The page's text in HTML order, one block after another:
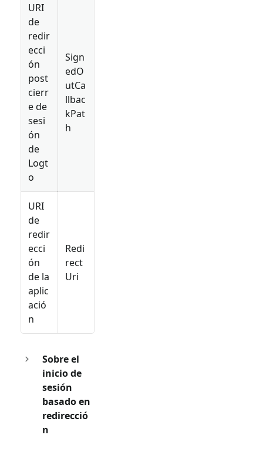
URI
de
redir
ecci
ón
post
cierr
e de
sesi
ón
de
Logt
o
Sign
edO
utCa
llbac
kPat
h
URI
de
redir
ecci
ón
de la
aplic
ació
n
Redi
rect
Uri
Sobre el
inicio de
sesión
basado en
redirecció
n